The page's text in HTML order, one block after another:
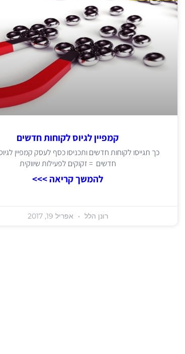
קמפיין לגיוס לקוחות חדשים
כך תגייסו לקוחות חדשים ותכניסו כסף לעסק קמפיין
חדשים = זקוקים לפעילות שיווקית
להמשך קריאה >>>
רונן הלל אפריל 19, 2017